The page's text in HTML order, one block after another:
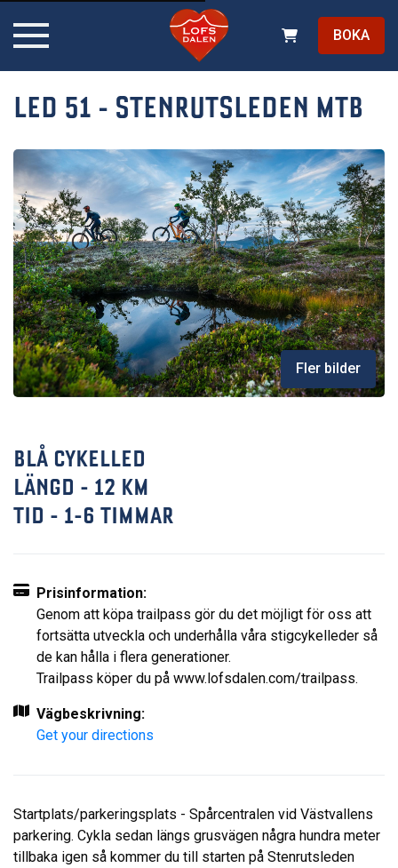
BOKA
LED 51 - STENRUTSLEDEN MTB
Fler bilder
BLÅ CYKELLED
LÄNGD - 12 KM
TID - 1-6 TIMMAR
Prisinformation:
Genom att köpa trailpass gör du det möjligt för oss att
fortsätta utveckla och underhålla våra stigcykelleder så
de kan hålla i flera generationer.
Trailpass köper du på www.lofsdalen.com/trailpass.
Vägbeskrivning:
Get your directions
Startplats/parkeringsplats - Spårcentralen vid Västvallens
parkering. Cykla sedan längs grusvägen några hundra meter
tillbaka igen så kommer du till starten på Stenrutsleden